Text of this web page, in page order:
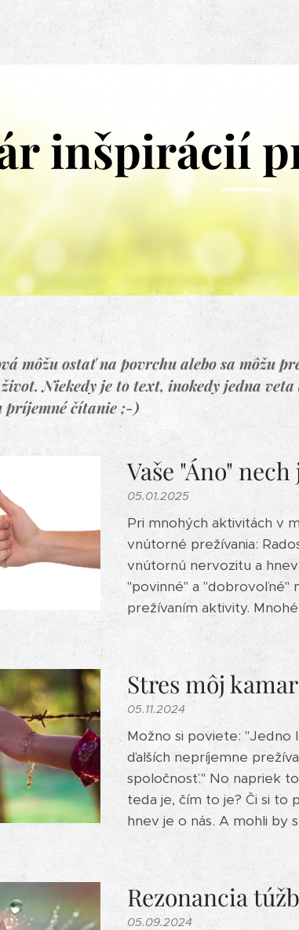
inšpirácií
môžu ostať na povrchu alebo sa môžu
Niekedy je to text, inokedy jedna
príjemné čítanie ;-)
Vaše "Áno" nech
05.01.2025
Pri mnohých aktivitách v
vnútorné prežívania:
vnútornú nervozitu a
"povinné" a "dobrovoľné"
prežívaním aktivity.
Stres môj
05.11.2024
Možno si poviete: "Jedno
ďalších nepríjemne
spoločnosť." No napriek
teda je, čím to je? Či si to
hnev je o nás. A mohli by
Rezonancia
05.09.2024